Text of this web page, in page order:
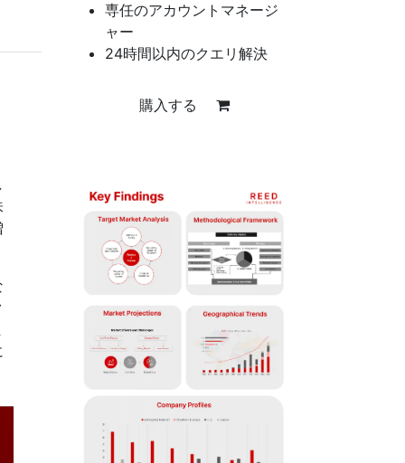
専任のアカウントマネージ
ャー
24時間以内のクエリ解決
購入する